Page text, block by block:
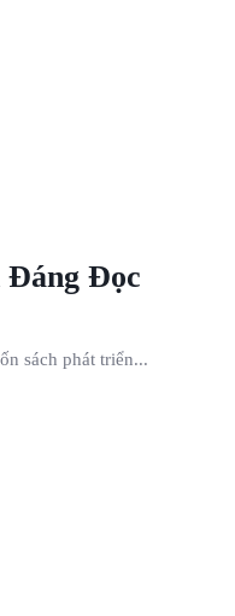
Đáng Đọc
sách phát triển...